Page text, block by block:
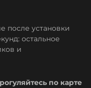
после установки
остальное
и
по карте